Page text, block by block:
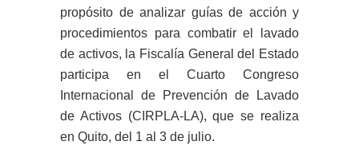
propósito de analizar guías de acción y
procedimientos para combatir el lavado
de activos, la Fiscalía General del Estado
participa en el Cuarto Congreso
Internacional de Prevención de Lavado
de Activos (CIRPLA-LA), que se realiza
en Quito, del 1 al 3 de julio.